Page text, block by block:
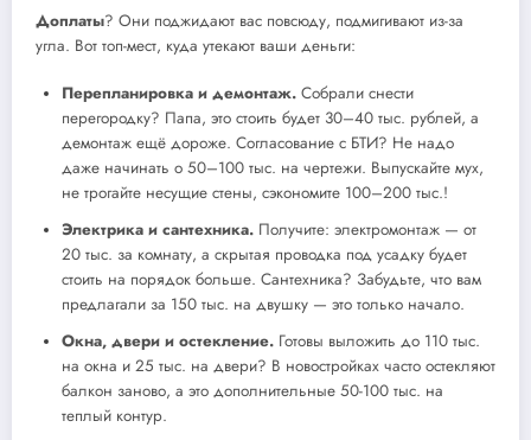
Доплаты? Они поджидают вас повсюду, подмигивают из-за
угла. Вот топ-мест, куда утекают ваши деньги:
Перепланировка и демонтаж. Собрали снести
перегородку? Папа, это стоить будет 30–40 тыс. рублей, а
демонтаж ещё дороже. Согласование с БТИ? Не надо
даже начинать о 50–100 тыс. на чертежи. Выпускайте мух,
не трогайте несущие стены, сэкономите 100–200 тыс.!
Электрика и сантехника. Получите: электромонтаж — от
20 тыс. за комнату, а скрытая проводка под усадку будет
стоить на порядок больше. Сантехника? Забудьте, что вам
предлагали за 150 тыс. на двушку — это только начало.
Окна, двери и остекление. Готовы выложить до 110 тыс.
на окна и 25 тыс. на двери? В новостройках часто остекляют
балкон заново, а это дополнительные 50-100 тыс. на
теплый контур.